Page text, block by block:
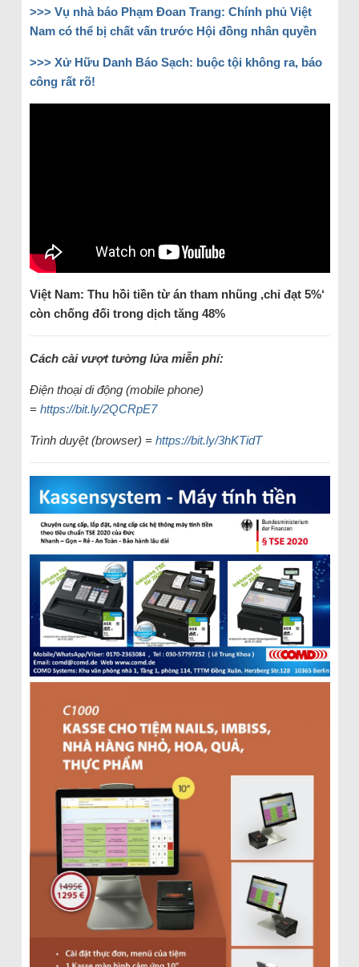
>>> Vụ nhà báo Phạm Đoan Trang: Chính phủ Việt
Nam có thể bị chất vấn trước Hội đồng nhân quyền
>>> Xử Hữu Danh Báo Sạch: buộc tội không ra, báo
công rất rõ!
Việt Nam: Thu hồi tiền từ án tham nhũng ‚chỉ đạt 5%‘
còn chống đối trong dịch tăng 48%
Cách cài vượt tường lửa miễn phí:
Điện thoại di động (mobile phone)
= https://bit.ly/2QCRpE7
Trình duyệt (browser) = https://bit.ly/3hKTidT